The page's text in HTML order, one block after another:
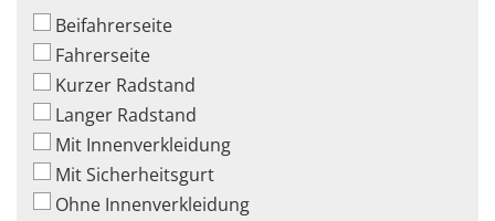
Beifahrerseite
Fahrerseite
Kurzer Radstand
Langer Radstand
Mit Innenverkleidung
Mit Sicherheitsgurt
Ohne Innenverkleidung